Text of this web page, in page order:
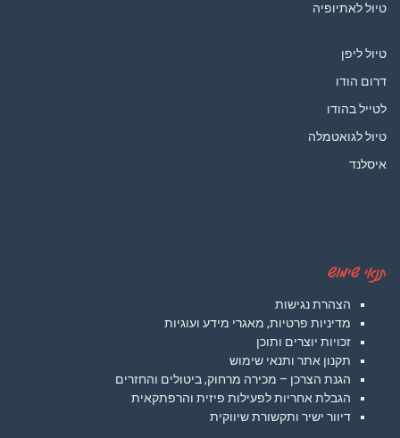
טיול לאתיופיה
טיול ליפן
דרום הודו
לטייל בהודו
טיול לגואטמלה
איסלנד
תנאי שימוש
הצהרת נגישות
מדיניות פרטיות, מאגרי מידע ועוגיות
זכויות יוצרים ותוכן
תקנון אתר ותנאי שימוש
הגנת הצרכן – מכירה מרחוק, ביטולים והחזרים
הגבלת אחריות לפעילות פיזית והרפתקאית
דיוור ישיר ותקשורת שיווקית